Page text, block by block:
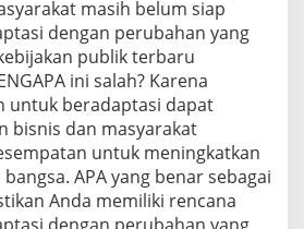
masih belum siap
dengan perubahan yang
publik terbaru
ini salah? Karena
untuk beradaptasi dapat
bisnis dan masyarakat
untuk meningkatkan
APA yang benar sebagai
Anda memiliki rencana